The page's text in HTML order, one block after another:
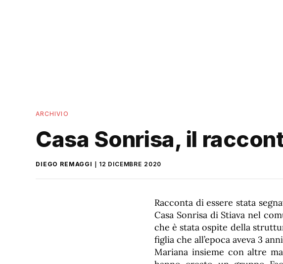
ARCHIVIO
Casa Sonrisa, il
DIEGO REMAGGI 12 DICEMBRE 2020
Racconta di essere stata
Casa Sonrisa di Stiava nel
che è stata ospite della
figlia che all’epoca aveva 3
Mariana insieme con altre